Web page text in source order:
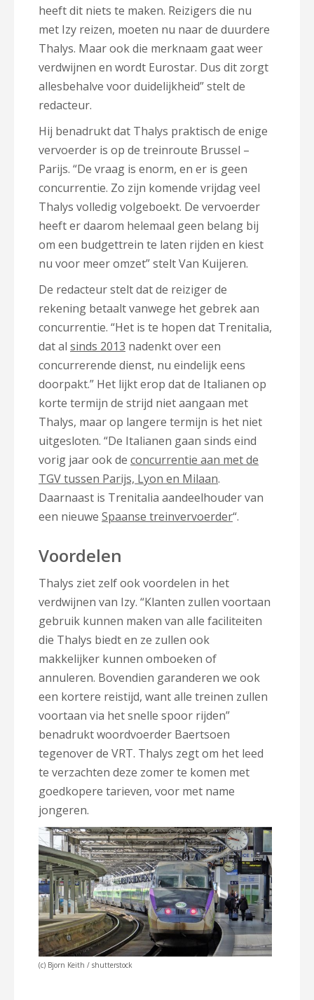
heeft dit niets te maken. Reizigers die nu
met Izy reizen, moeten nu naar de duurdere
Thalys. Maar ook die merknaam gaat weer
verdwijnen en wordt Eurostar. Dus dit zorgt
allesbehalve voor duidelijkheid” stelt de
redacteur.
Hij benadrukt dat Thalys praktisch de enige
vervoerder is op de treinroute Brussel –
Parijs. “De vraag is enorm, en er is geen
concurrentie. Zo zijn komende vrijdag veel
Thalys volledig volgeboekt. De vervoerder
heeft er daarom helemaal geen belang bij
om een budgettrein te laten rijden en kiest
nu voor meer omzet” stelt Van Kuijeren.
De redacteur stelt dat de reiziger de
rekening betaalt vanwege het gebrek aan
concurrentie. “Het is te hopen dat Trenitalia,
dat al sinds 2013 nadenkt over een
concurrerende dienst, nu eindelijk eens
doorpakt.” Het lijkt erop dat de Italianen op
korte termijn de strijd niet aangaan met
Thalys, maar op langere termijn is het niet
uitgesloten. “De Italianen gaan sinds eind
vorig jaar ook de concurrentie aan met de
TGV tussen Parijs, Lyon en Milaan.
Daarnaast is Trenitalia aandeelhouder van
een nieuwe Spaanse treinvervoerder“.
Voordelen
Thalys ziet zelf ook voordelen in het
verdwijnen van Izy. “Klanten zullen voortaan
gebruik kunnen maken van alle faciliteiten
die Thalys biedt en ze zullen ook
makkelijker kunnen omboeken of
annuleren. Bovendien garanderen we ook
een kortere reistijd, want alle treinen zullen
voortaan via het snelle spoor rijden”
benadrukt woordvoerder Baertsoen
tegenover de VRT. Thalys zegt om het leed
te verzachten deze zomer te komen met
goedkopere tarieven, voor met name
jongeren.
(c) Bjorn Keith / shutterstock